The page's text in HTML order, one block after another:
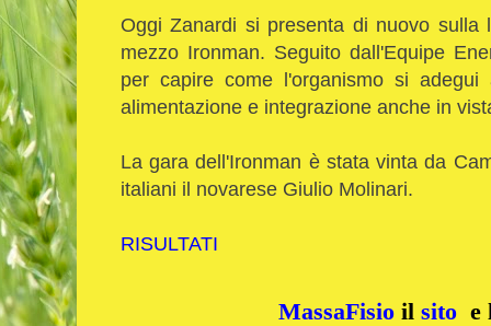
Oggi Zanardi si presenta di nuovo
mezzo Ironman. Seguito dall'Equipe
per capire come l'organismo si
alimentazione e integrazione anche in
La gara dell'Ironman è stata vinta da
italiani il novarese Giulio Molinari.
RISULTATI
MassaFisio il sito e